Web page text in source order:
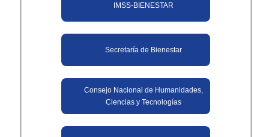
IMSS-BIENESTAR
Secretaría de Bienestar
Consejo Nacional de Humanidades,
Ciencias y Tecnologías